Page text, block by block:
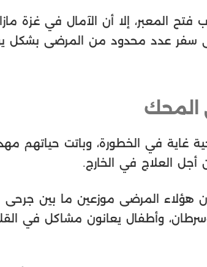
المعبر، إلا أن الآمال في غزة
سفر عدد محدود من المرضى بشكل
صحية غاية في الخطورة، وباتت حياتهم
العلاج في الخارج.
هؤلاء المرضى موزعين ما بين جرحى
وأطفال يعانون مشاكل في